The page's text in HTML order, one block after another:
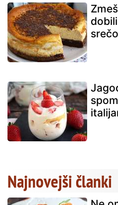
Najnovejši članki